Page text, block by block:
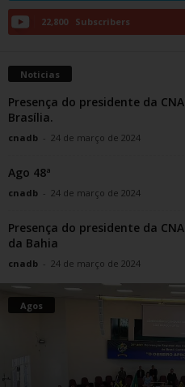
22,800 Subscribers
Noticias
Presença do presidente da
Brasília.
cnadb - 24 de março de 2024
Ago 48ª
cnadb - 24 de março de 2024
Presença do presidente da
da Bahia
cnadb - 24 de março de 2024
Agos